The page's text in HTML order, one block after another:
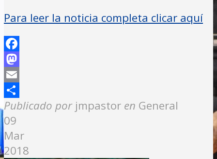
Para leer la noticia completa clicar aquí
Facebook
Mastodon
Email
Compartir
Publicado por jmpastor en General
09
Mar
2018